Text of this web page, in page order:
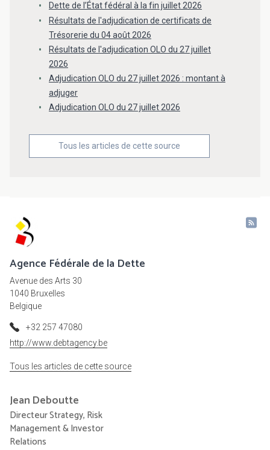
Dette de l’État fédéral à la fin juillet 2026
Résultats de l'adjudication de certificats de
Trésorerie du 04 août 2026
Résultats de l'adjudication OLO du 27 juillet
2026
Adjudication OLO du 27 juillet 2026 : montant à
adjuger
Adjudication OLO du 27 juillet 2026
Tous les articles de cette source
Agence Fédérale de la Dette
Avenue des Arts 30
1040 Bruxelles
Belgique
+32 257 47080
http://www.debtagency.be
Tous les articles de cette source
Jean Deboutte
Directeur Strategy, Risk
Management & Investor
Relations